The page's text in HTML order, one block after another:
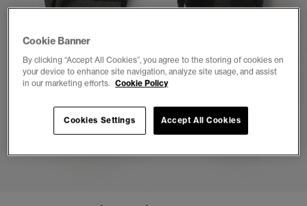
1 2 3 4 5 6 7
Cookie Banner
By clicking “Accept All Cookies”, you agree to the storing of cookies on
your device to enhance site navigation, analyze site usage, and assist
in our marketing efforts. Cookie Policy
Cookies Settings Accept All Cookies